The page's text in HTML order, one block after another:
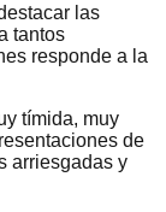
las
tantos
responde a la
tímida, muy
de
arriesgadas y